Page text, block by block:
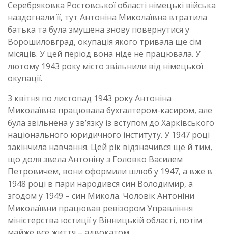
Серебряковка Ростовської області німецькі війська
наздогнали її, тут Антоніна Миколаївна втратила
батька та була змушена знову повернутися у
Ворошиловград, окупація якого тривала ще сім
місяців. У цей період вона ніде не працювала. У
лютому 1943 року місто звільнили від німецької
окупації.
З квітня по листопад 1943 року Антоніна
Миколаївна працювала бухгалтером-касиром, але
була звільнена у зв’язку із вступом до Харківського
національного юридичного інституту. У 1947 році
закінчила навчання. Цей рік відзначився ще й тим,
що доля звела Антоніну з Головко Василем
Петровичем, вони оформили шлюб у 1947, а вже в
1948 році в пари народився син Володимир, а
згодом у 1949 – син Микола. Чоловік Антоніни
Миколаївни працював ревізором Управління
міністерства юстиції у Вінницькій області, потім